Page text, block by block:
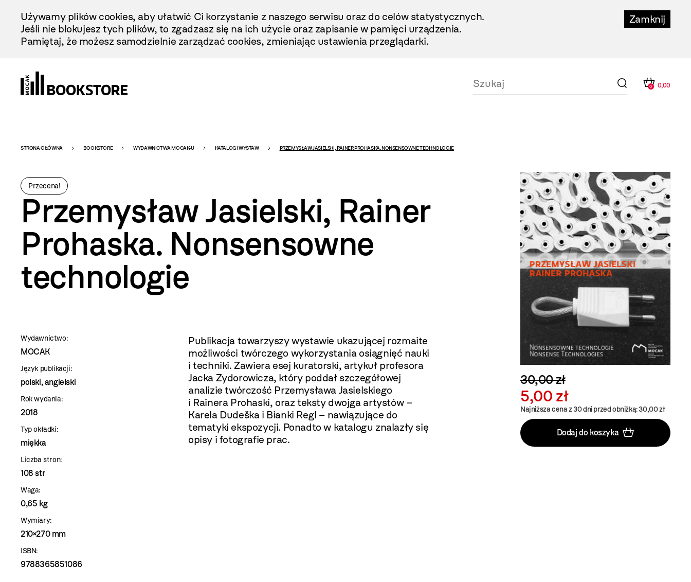
Treści
Zamknij
Używamy plików cookies, aby ułatwić Ci korzystanie z naszego serwisu oraz do celów statystycznych.
Jeśli nie blokujesz tych plików, to zgadzasz się na ich użycie oraz zapisanie w pamięci urządzenia.
Pamiętaj, że możesz samodzielnie zarządzać cookies, zmieniając ustawienia przeglądarki.
0 0,00
Bookstore
-
szablon
szczegóły
STRONA GŁÓWNA BOOKSTORE WYDAWNICTWA MOCAK-U KATALOGI WYSTAW PRZEMYSŁAW JASIELSKI, RAINER PROHASKA. NONSENSOWNE TECHNOLOGIE
Przecena!
Przemysław Jasielski, Rainer
Prohaska. Nonsensowne
technologie
Wydawnictwo:
MOCAK
Język publikacji:
polski, angielski
Rok wydania:
2018
Typ okładki:
miękka
Liczba stron:
108 str
Waga:
0,65 kg
Wymiary:
210×270 mm
ISBN:
9788365851086
Publikacja towarzyszy wystawie ukazującej rozmaite
możliwości twórczego wykorzystania osiągnięć nauki
i techniki. Zawiera esej kuratorski, artykuł profesora
Jacka Zydorowicza, który poddał szczegółowej
analizie twórczość Przemysława Jasielskiego
i Rainera Prohaski, oraz teksty dwojga artystów –
Karela Dudeška i Bianki Regl – nawiązujące do
tematyki ekspozycji. Ponadto w katalogu znalazły się
opisy i fotografie prac.
30,00 zł
5,00 zł
Najniższa cena z 30 dni przed obniżką: 30,00 zł
Dodaj do koszyka